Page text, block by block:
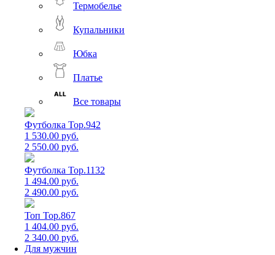
Термобелье
Купальники
Юбка
Платье
Все товары
Футболка Top.942
1 530.00 руб.
2 550.00 руб.
Футболка Top.1132
1 494.00 руб.
2 490.00 руб.
Топ Top.867
1 404.00 руб.
2 340.00 руб.
Для мужчин